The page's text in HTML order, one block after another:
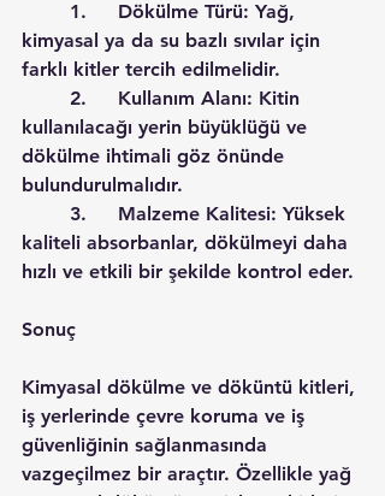
kimyasal ya da su bazlı sıvılar için
farklı kitler tercih edilmelidir.
kullanılacağı yerin büyüklüğü ve
dökülme ihtimali göz önünde
bulundurulmalıdır.
kaliteli absorbanlar, dökülmeyi daha
hızlı ve etkili bir şekilde kontrol eder.
Sonuç
Kimyasal dökülme ve döküntü kitleri,
iş yerlerinde çevre koruma ve iş
güvenliğinin sağlanmasında
vazgeçilmez bir araçtır. Özellikle yağ